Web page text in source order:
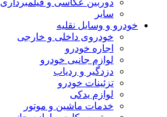
دوربین عکاسی و فیلمبرداری
سایر
خودرو و وسایل نقلیه
خودروی داخلی و خارجی
اجاره خودرو
لوازم جانبی خودرو
دزدگیر و ردیاب
تزئینات خودرو
لوازم یدکی
خدمات ماشین و موتور